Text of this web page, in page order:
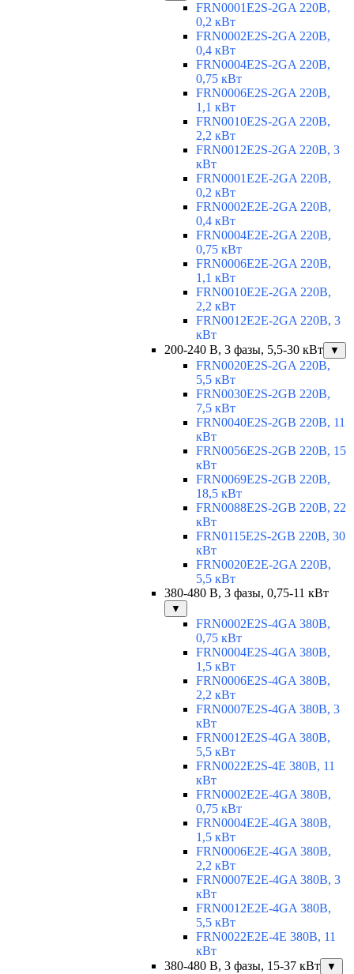
FRN0001E2S-2GA 220В,
0,2 кВт
FRN0002E2S-2GA 220В,
0,4 кВт
FRN0004E2S-2GA 220В,
0,75 кВт
FRN0006E2S-2GA 220В,
1,1 кВт
FRN0010E2S-2GA 220В,
2,2 кВт
FRN0012E2S-2GA 220В, 3
кВт
FRN0001E2E-2GA 220В,
0,2 кВт
FRN0002E2E-2GA 220В,
0,4 кВт
FRN0004E2E-2GA 220В,
0,75 кВт
FRN0006E2E-2GA 220В,
1,1 кВт
FRN0010E2E-2GA 220В,
2,2 кВт
FRN0012E2E-2GA 220В, 3
кВт
200-240 В, 3 фазы, 5,5-30 кВт
▼
FRN0020E2S-2GA 220В,
5,5 кВт
FRN0030E2S-2GB 220В,
7,5 кВт
FRN0040E2S-2GB 220В, 11
кВт
FRN0056E2S-2GB 220В, 15
кВт
FRN0069E2S-2GB 220В,
18,5 кВт
FRN0088E2S-2GB 220В, 22
кВт
FRN0115E2S-2GB 220В, 30
кВт
FRN0020E2E-2GA 220В,
5,5 кВт
380-480 В, 3 фазы, 0,75-11 кВт
▼
FRN0002E2S-4GA 380В,
0,75 кВт
FRN0004E2S-4GA 380В,
1,5 кВт
FRN0006E2S-4GA 380В,
2,2 кВт
FRN0007E2S-4GA 380В, 3
кВт
FRN0012E2S-4GA 380В,
5,5 кВт
FRN0022E2S-4E 380В, 11
кВт
FRN0002E2E-4GA 380В,
0,75 кВт
FRN0004E2E-4GA 380В,
1,5 кВт
FRN0006E2E-4GA 380В,
2,2 кВт
FRN0007E2E-4GA 380В, 3
кВт
FRN0012E2E-4GA 380В,
5,5 кВт
FRN0022E2E-4E 380В, 11
кВт
380-480 В, 3 фазы, 15-37 кВт
▼